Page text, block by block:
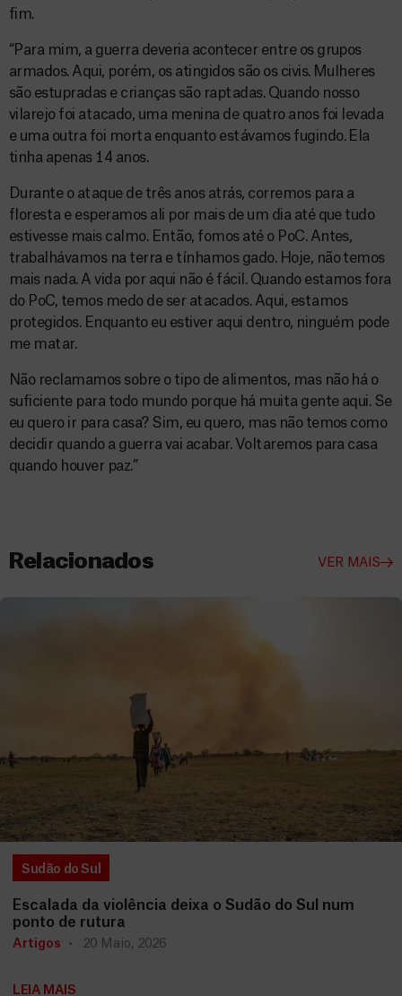
fim.
“Para mim, a guerra deveria acontecer entre os grupos
armados. Aqui, porém, os atingidos são os civis. Mulheres
são estupradas e crianças são raptadas. Quando nosso
vilarejo foi atacado, uma menina de quatro anos foi levada
e uma outra foi morta enquanto estávamos fugindo. Ela
tinha apenas 14 anos.
Durante o ataque de três anos atrás, corremos para a
floresta e esperamos ali por mais de um dia até que tudo
estivesse mais calmo. Então, fomos até o PoC. Antes,
trabalhávamos na terra e tínhamos gado. Hoje, não temos
mais nada. A vida por aqui não é fácil. Quando estamos fora
do PoC, temos medo de ser atacados. Aqui, estamos
protegidos. Enquanto eu estiver aqui dentro, ninguém pode
me matar.
Não reclamamos sobre o tipo de alimentos, mas não há o
suficiente para todo mundo porque há muita gente aqui. Se
eu quero ir para casa? Sim, eu quero, mas não temos como
decidir quando a guerra vai acabar. Voltaremos para casa
quando houver paz.”
Relacionados VER MAIS
Sudão do Sul
Escalada da violência deixa o Sudão do Sul num
ponto de rutura
Artigos 20 Maio, 2026
LEIA MAIS